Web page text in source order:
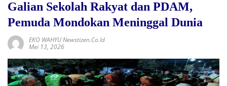
Galian Sekolah Rakyat dan PDAM,
Pemuda Mondokan Meninggal Dunia
EKO WAHYU Newstizen.co.id
Mei 13, 2026